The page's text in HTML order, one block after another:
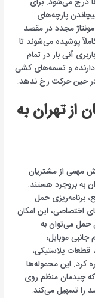
پارچه‌های
مجدد در مقصد
پوشیده می‌شوند تا
آنی بار در تمام
و تسمه‌های کشی
در حین حرکت رخ ندهد.
از تهران به
مهمی از مشتریان
به بروجرد هستند.
برنامه‌ریزی حمل
اختصاصی، این امکان
حمل می‌توان به
موبایل،
قطعات پلاستیکی،
کرد. این محموله‌ها
که چیدمان منظم روی
را تسهیل می‌کند.